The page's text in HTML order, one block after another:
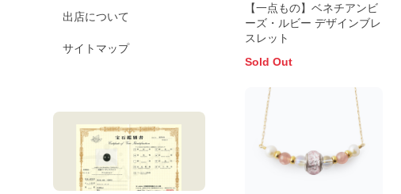
出店について
サイトマップ
【一点もの】ベネチアンビ
ーズ・ルビー デザインブレ
スレット
Sold Out